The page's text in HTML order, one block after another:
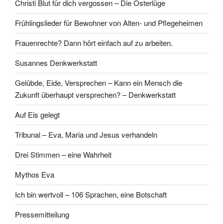
Christi Blut für dich vergossen – Die Osterlüge
Frühlingslieder für Bewohner von Alten- und Pflegeheimen
Frauenrechte? Dann hört einfach auf zu arbeiten.
Susannes Denkwerkstatt
Gelübde, Eide, Versprechen – Kann ein Mensch die
Zukunft überhaupt versprechen? – Denkwerkstatt
Auf Eis gelegt
Tribunal – Eva, Maria und Jesus verhandeln
Drei Stimmen – eine Wahrheit
Mythos Eva
Ich bin wertvoll – 106 Sprachen, eine Botschaft
Pressemitteilung